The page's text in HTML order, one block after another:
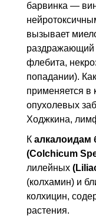
барвинка —
вызывает
раздражающий
флебита,
попадании).
применяется в
опухолевых
Ходжкина,
К алкалоидам
(Colchicum
лилейных
(колхамин) и
колхицин,
растения.